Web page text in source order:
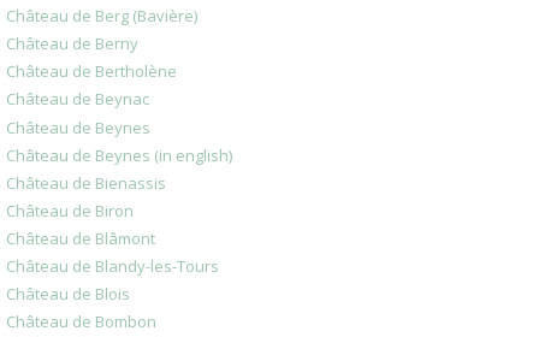
Château de Berg (Bavière)
Château de Berny
Château de Bertholène
Château de Beynac
Château de Beynes
Château de Beynes (in english)
Château de Bienassis
Château de Biron
Château de Blâmont
Château de Blandy-les-Tours
Château de Blois
Château de Bombon